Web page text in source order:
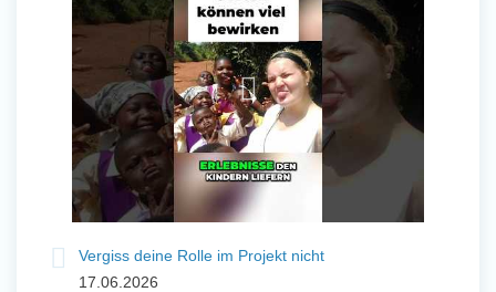
Vergiss deine Rolle im Projekt nicht
17.06.2026